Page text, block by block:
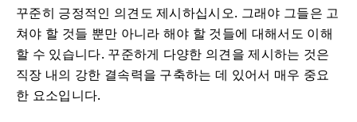
꾸준히 긍정적인 의견도 제시하십시오. 그래야 그들은 고
쳐야 할 것들 뿐만 아니라 해야 할 것들에 대해서도 이해
할 수 있습니다. 꾸준하게 다양한 의견을 제시하는 것은
직장 내의 강한 결속력을 구축하는 데 있어서 매우 중요
한 요소입니다.